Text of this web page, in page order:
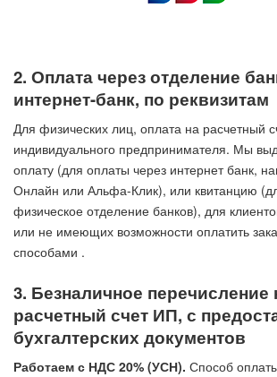
2. Оплата через отделение
интернет-банк, по реквизитам
Для физических лиц, оплата на расчетный
индивидуального предпринимателя. Мы
оплату (для оплаты через интернет банк,
Онлайн или Альфа-Клик), или квитанцию
физическое отделение банков), для
или не имеющих возможности оплатить
способами .
3. Безналичное перечисление
расчетный счет ИП, с
бухгалтерских документов
Работаем с НДС 20% (УСН). Способ